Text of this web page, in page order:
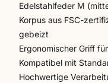
Edelstahlfeder M
Korpus aus FSC-
gebeizt
Ergonomischer Griff
Kompatibel mit
Hochwertige